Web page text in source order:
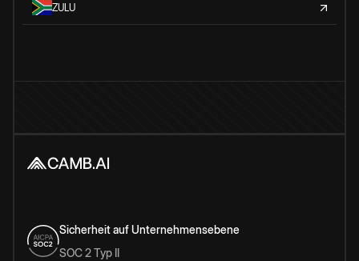
ZULU
Sicherheit auf Unternehmensebene
SOC 2 Typ II